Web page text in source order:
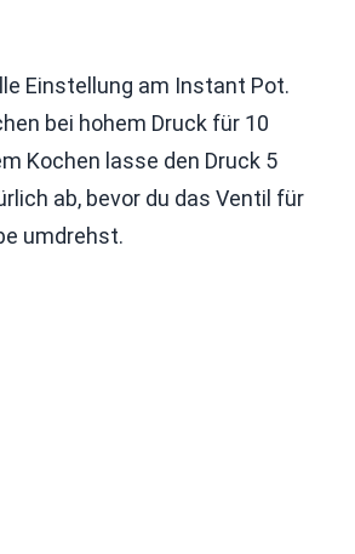
Einstellung am Instant Pot.
bei hohem Druck für 10
Kochen lasse den Druck 5
ab, bevor du das Ventil für
umdrehst.